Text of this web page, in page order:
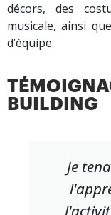
décors, des
musicale, ainsi
d’équipe.
BUILDING
Je